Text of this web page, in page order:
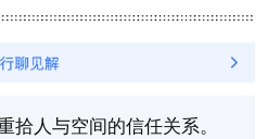
拾人与空间的信任关系。